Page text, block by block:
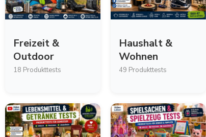
Freizeit &
Outdoor
18 Produkttests
Haushalt &
Wohnen
49 Produkttests